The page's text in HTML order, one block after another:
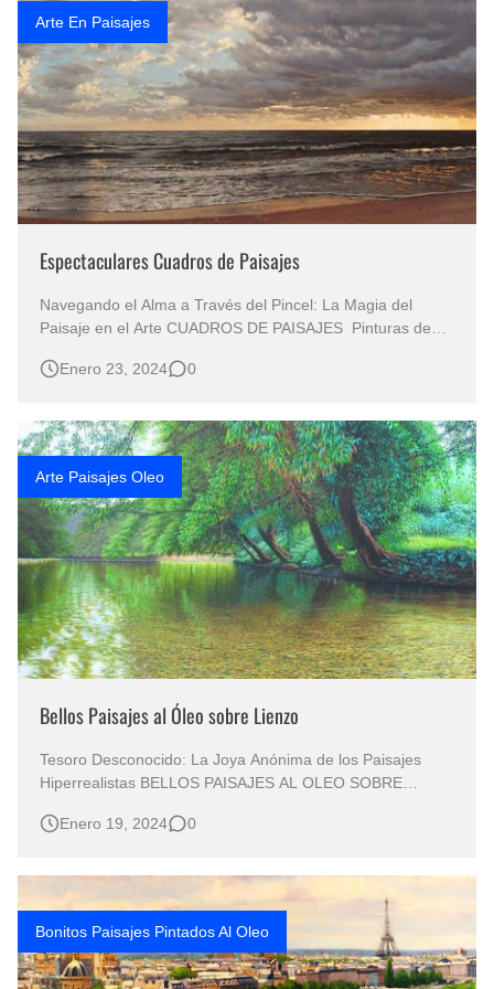
Arte En Paisajes
Espectaculares Cuadros de Paisajes
Navegando el Alma a Través del Pincel: La Magia del
Paisaje en el Arte CUADROS DE PAISAJES Pinturas de
Lienzo Paisajes Pintura Óleo Paisajes Marinos Paisajes al
desde lo Marítimo hasta l…
Enero 23, 2024 0
Arte Paisajes Oleo
Bellos Paisajes al Óleo sobre Lienzo
Tesoro Desconocido: La Joya Anónima de los Paisajes
Hiperrealistas BELLOS PAISAJES AL OLEO SOBRE
Paisajes Pintura Paisajes en Óleo Arte en Paisajes
Anónimo de la Naturaleza a través de Pincele…
Enero 19, 2024 0
Bonitos Paisajes Pintados Al Oleo